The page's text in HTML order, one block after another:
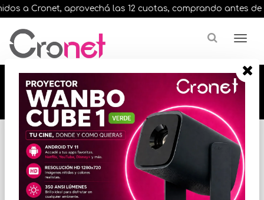
a Cronet, aprovechá las 12 cuotas, comprando antes de
🔥🔥🔥 12 cuotas, en todos nuestros artículos,
comprando antes de las 13 hrs. envíos en el
día 🔥🔥🔥
Inicio
CONECTIVIDAD / RED
ACCESORIOS DE CONECTIVIDAD